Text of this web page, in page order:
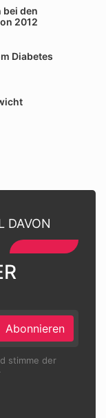
den
2012
Diabetes
DAVON
Abonnieren
stimme der